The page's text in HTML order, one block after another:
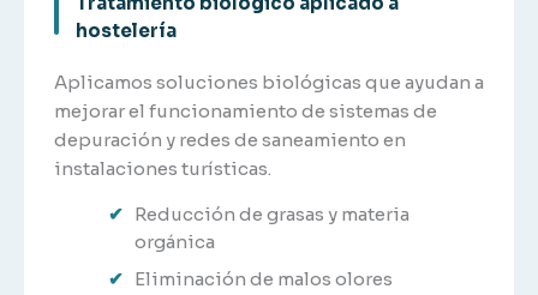
hostelería
Aplicamos soluciones biológicas que ayudan a
mejorar el funcionamiento de sistemas de
depuración y redes de saneamiento en
instalaciones turísticas.
Reducción de grasas y materia
orgánica
Eliminación de malos olores